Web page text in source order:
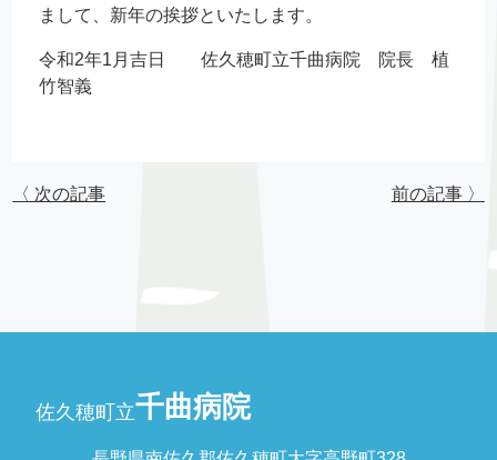
まして、新年の挨拶といたします。
令和2年1月吉日 佐久穂町立千曲病院 院長 植
竹智義
〈 次の記事 前の記事 〉
佐久穂町立千曲病院